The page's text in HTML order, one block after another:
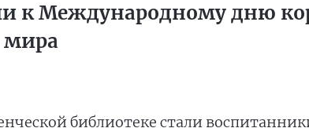
к Международному дню
мира
библиотеке стали